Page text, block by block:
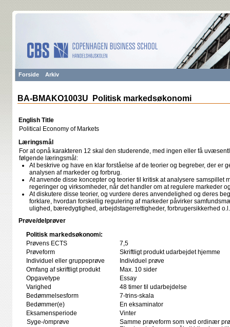
Forside Arkiv
BA-BMAKO1003U Politisk markedsøkonomi
English Title
Political Economy of Markets
Læringsmål
For at opnå karakteren 12 skal den studerende, med ingen eller få
følgende læringsmål:
At beskrive og have en klar forståelse af de teorier og begreber, der er
analysen af markeder og forbrug.
At anvende disse koncepter og teorier til kritisk at analysere samspillet
regeringer og virksomheder, når det handler om at regulere markeder
At diskutere disse teorier, og vurdere deres anvendelighed og deres
forklare, hvordan forskellig regulering af markeder påvirker
ulighed, bæredygtighed, arbejdstagerrettigheder, forbrugersikkerhed o.l.
Prøve/delprøver
Politisk markedsøkonomi:
Prøvens ECTS
7,5
Prøveform
Skriftligt produkt udarbejdet hjemme
Individuel eller gruppeprøve
Individuel prøve
Omfang af skriftligt produkt
Max. 10 sider
Opgavetype
Essay
Varighed
48 timer til udarbejdelse
Bedømmelsesform
7-trins-skala
Bedømmer(e)
En eksaminator
Eksamensperiode
Vinter
Syge-/omprøve
Samme prøveform som ved ordinær